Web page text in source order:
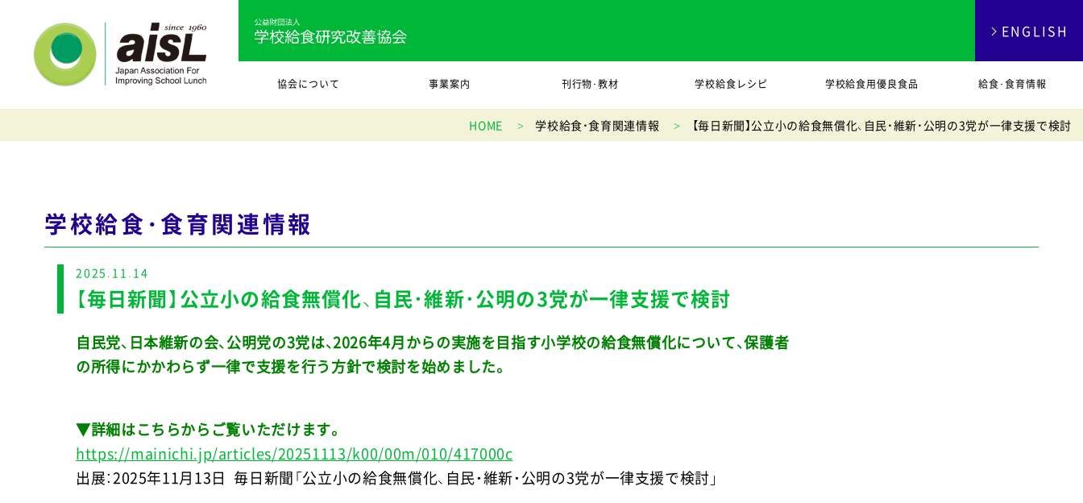
協会について 事業案内 刊行物･教材 学校給食レシピ 学校給食用優良食品 給食･食育情報
ENGLISH
HOME 学校給食・食育関連情報 【毎日新聞】公立小の給食無償化、自民・維新・公明の3党が一律支援で検討
学校給食・食育関連情報
2025.11.14
【毎日新聞】公立小の給食無償化、自民・維新・公明の3党が一律支援で検討
自民党、日本維新の会、公明党の3党は、2026年4月からの実施を目指す小学校の給食無償化について、保護者
の所得にかかわらず一律で支援を行う方針で検討を始めました。
▼詳細はこちらからご覧いただけます。
https://mainichi.jp/articles/20251113/k00/00m/010/417000c
出展：2025年11月13日 毎日新聞「公立小の給食無償化、自民・維新・公明の3党が一律支援で検討」